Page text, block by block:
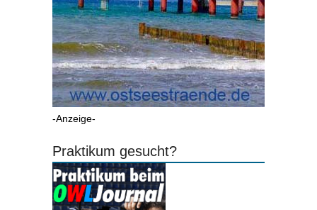
-Anzeige-
Praktikum gesucht?